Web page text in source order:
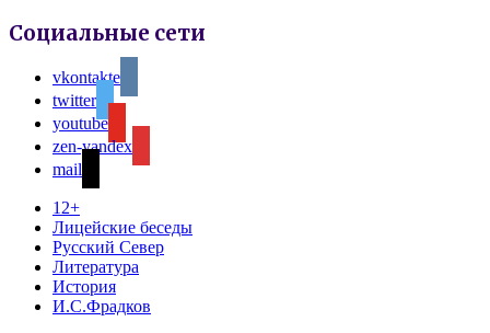
Социальные сети
vkontakte
twitter
youtube
zen-yandex
mail
12+
Лицейские беседы
Русский Север
Литература
История
И.С.Фрадков